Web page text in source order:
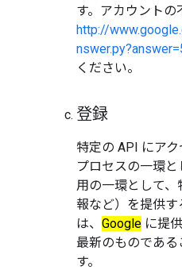
す。アカウントの
http://
ください。
登録
特定の API にア
プロセスの一環
用の一環として
報など）を提供す
は、 Google に提
最新のものであ
す。